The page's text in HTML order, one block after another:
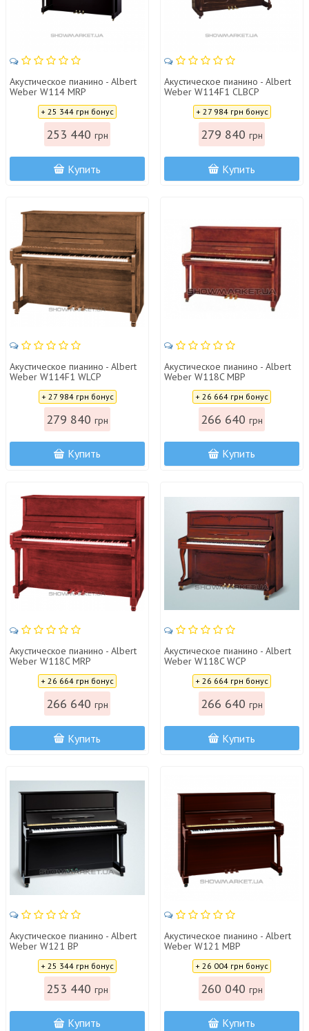
Акустическое пианино - Albert
Weber W114 MRP
+ 25 344 грн бонус
253 440 грн
Купить
Акустическое пианино - Albert
Weber W114F1 CLBCP
+ 27 984 грн бонус
279 840 грн
Купить
Акустическое пианино - Albert
Weber W114F1 WLCP
+ 27 984 грн бонус
279 840 грн
Купить
Акустическое пианино - Albert
Weber W118C MBP
+ 26 664 грн бонус
266 640 грн
Купить
Акустическое пианино - Albert
Weber W118C MRP
+ 26 664 грн бонус
266 640 грн
Купить
Акустическое пианино - Albert
Weber W118C WCP
+ 26 664 грн бонус
266 640 грн
Купить
Акустическое пианино - Albert
Weber W121 BP
+ 25 344 грн бонус
253 440 грн
Купить
Акустическое пианино - Albert
Weber W121 MBP
+ 26 004 грн бонус
260 040 грн
Купить